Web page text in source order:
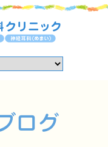
ログ